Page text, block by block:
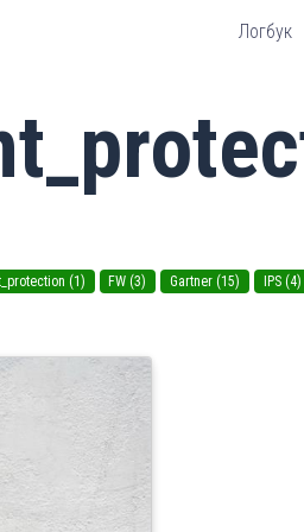
Логбук
(1) FW (3) Gartner (15) IPS (4)